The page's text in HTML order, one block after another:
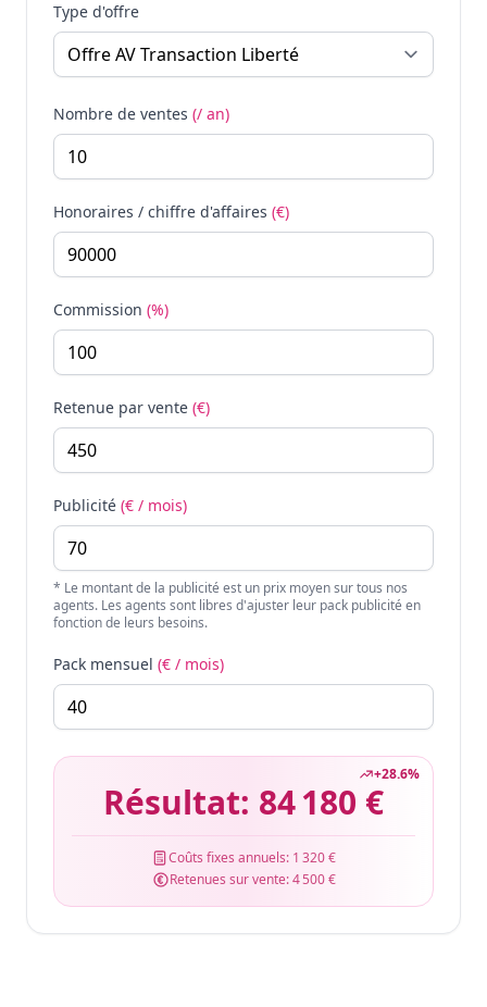
Type d'offre
Nombre de ventes (/ an)
Honoraires / chiffre d'affaires (€)
Commission (%)
Retenue par vente (€)
Publicité (€ / mois)
* Le montant de la publicité est un prix moyen sur tous nos
agents. Les agents sont libres d'ajuster leur pack publicité en
fonction de leurs besoins.
Pack mensuel (€ / mois)
+28.6%
Résultat: 84 180 €
Coûts fixes annuels: 1 320 €
Retenues sur vente:4 500 €